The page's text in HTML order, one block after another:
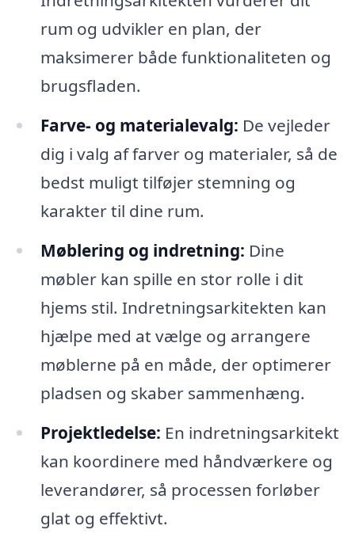
rum og udvikler en plan, der
maksimerer både funktionaliteten og
brugsfladen.
Farve- og materialevalg: De vejleder
dig i valg af farver og materialer, så de
bedst muligt tilføjer stemning og
karakter til dine rum.
Møblering og indretning: Dine
møbler kan spille en stor rolle i dit
hjems stil. Indretningsarkitekten kan
hjælpe med at vælge og arrangere
møblerne på en måde, der optimerer
pladsen og skaber sammenhæng.
Projektledelse: En indretningsarkitekt
kan koordinere med håndværkere og
leverandører, så processen forløber
glat og effektivt.